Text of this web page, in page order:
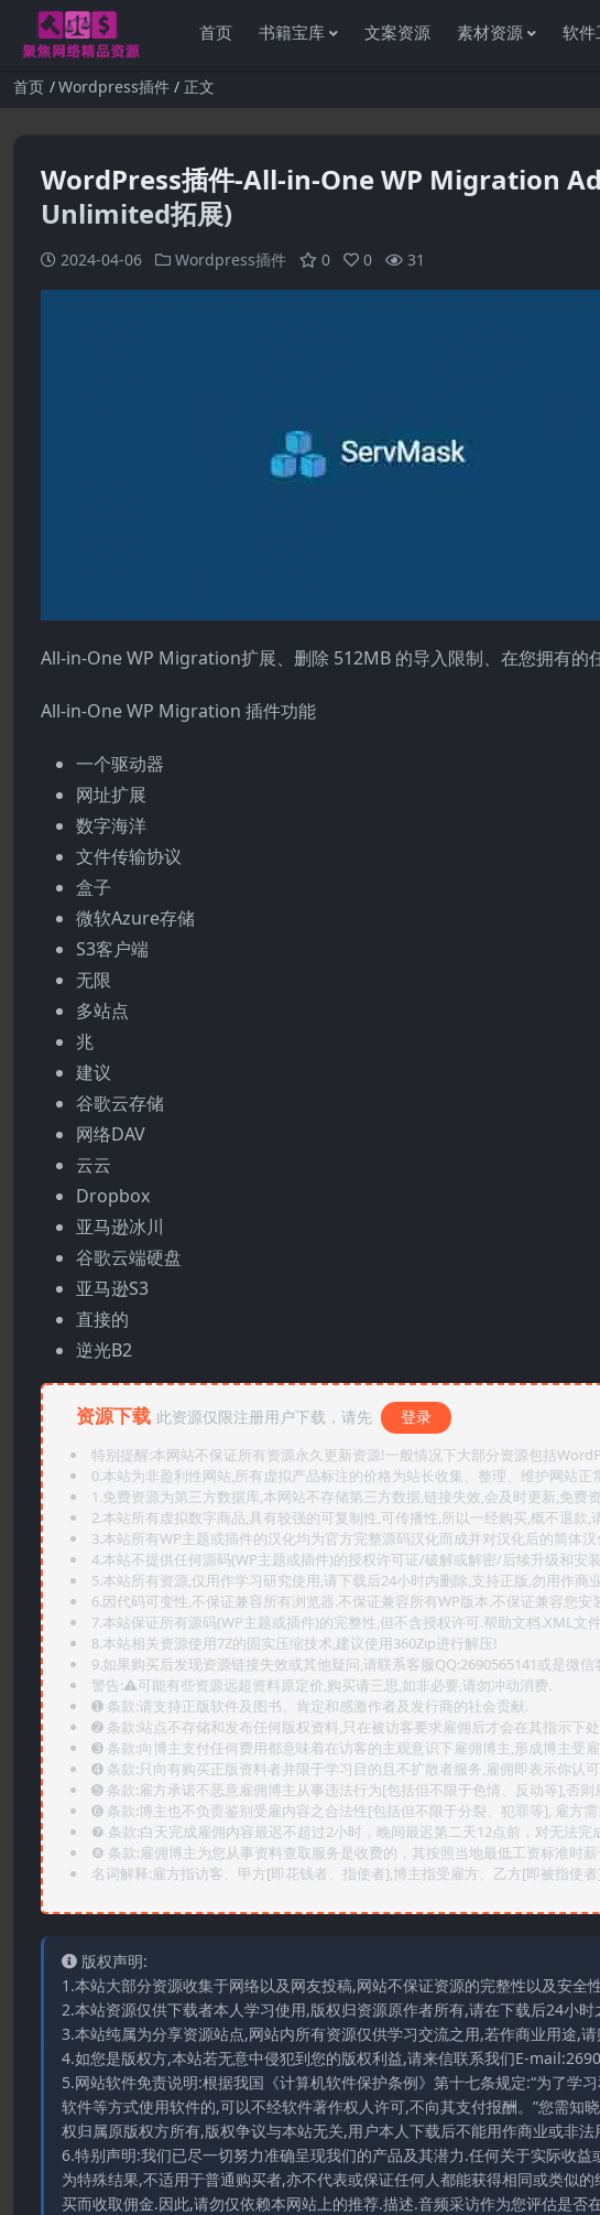
首页 书籍宝库 文案资源 素材资源 软件
首页 Wordpress插件 正文
WordPress插件-All-in-One WP Migration
Unlimited拓展)
2024-04-06 Wordpress插件 0 0 31
All-in-One WP Migration扩展、删除 512MB 的导入限制、在您拥有的
All-in-One WP Migration 插件功能
一个驱动器
网址扩展
数字海洋
文件传输协议
盒子
微软Azure存储
S3客户端
无限
多站点
兆
建议
谷歌云存储
网络DAV
云云
Dropbox
亚马逊冰川
谷歌云端硬盘
亚马逊S3
直接的
逆光B2
资源下载 此资源仅限注册用户下载，请先 登录
特别提醒:本网站不保证所有资源永久更新资源!一般情况下大部分资源包括
0.本站为非盈利性网站,所有虚拟产品标注的价格为站长收集、整理、维护网站正
1.免费资源为第三方数据库,本网站不存储第三方数据,链接失效,会及时更新,免
2.本站所有虚拟数字商品,具有较强的可复制性,可传播性,所以一经购买,概不退款,
3.本站所有WP主题或插件的汉化均为官方完整源码汉化而成并对汉化后的简体
4.本站不提供任何源码(WP主题或插件)的授权许可证/破解或解密/后续升级和安
5.本站所有资源,仅用作学习研究使用,请下载后24小时内删除,支持正版,勿用作商
6.因代码可变性,不保证兼容所有浏览器.不保证兼容所有WP版本.不保证兼容您安
7.本站保证所有源码(WP主题或插件)的完整性,但不含授权许可.帮助文档.XML文
8.本站相关资源使用7Z的固实压缩技术,建议使用360Zip进行解压!
9.如果购买后发现资源链接失效或其他疑问,请联系客服QQ:2690565141或是微信
警告:⚠️可能有些资源远超资料原定价,购买请三思,如非必要,请勿冲动消费.
➊️ 条款:请支持正版软件及图书。肯定和感激作者及发行商的社会贡献.
➋️ 条款:站点不存储和发布任何版权资料,只在被访客要求雇佣后才会在其指示下
➌️ 条款:向博主支付任何费用都意味着在访客的主观意识下雇佣博主,形成博主受
➍️ 条款:只向有购买正版资料者并限于学习目的且不扩散者服务,雇佣即表示你认
➎ 条款:雇方承诺不恶意雇佣博主从事违法行为[包括但不限于色情、反动等],否则
➏️ 条款:博主也不负责鉴别受雇内容之合法性[包括但不限于分裂、犯罪等], 雇方
❼ 条款:白天完成雇佣内容最迟不超过2小时，晚间最迟第二天12点前，对无法完
❽ 条款:雇佣博主为您从事资料查取服务是收费的，其按照当地最低工资标准时
名词解释:雇方指访客、甲方[即花钱者、指使者],博主指受雇方、乙方[即被指使者
版权声明:
1.本站大部分资源收集于网络以及网友投稿,网站不保证资源的完整性以及安全
2.本站资源仅供下载者本人学习使用,版权归资源原作者所有,请在下载后24小时
3.本站纯属为分享资源站点,网站内所有资源仅供学习交流之用,若作商业用途,
4.如您是版权方,本站若无意中侵犯到您的版权利益,请来信联系我们E-
5.网站软件免责说明:根据我国《计算机软件保护条例》第十七条规定:“为了学
软件等方式使用软件的,可以不经软件著作权人许可,不向其支付报酬。”您需知
权归属原版权方所有,版权争议与本站无关,用户本人下载后不能用作商业或非
6.特别声明:我们已尽一切努力准确呈现我们的产品及其潜力.任何关于实际收
为特殊结果,不适用于普通购买者,亦不代表或保证任何人都能获得相同或类似
买而收取佣金.因此,请勿仅依赖本网站上的推荐.描述.音频采访作为您评估是